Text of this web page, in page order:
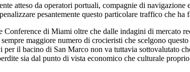
atteso da operatori portuali, compagnie di
pesantemente questo particolare traffico che
di Miami oltre che dalle indagini di mercato
maggiore numero di crocieristi che scelgono
il bacino di San Marco non va tuttavia sottovalutato
sia dal punto di vista economico che culturale